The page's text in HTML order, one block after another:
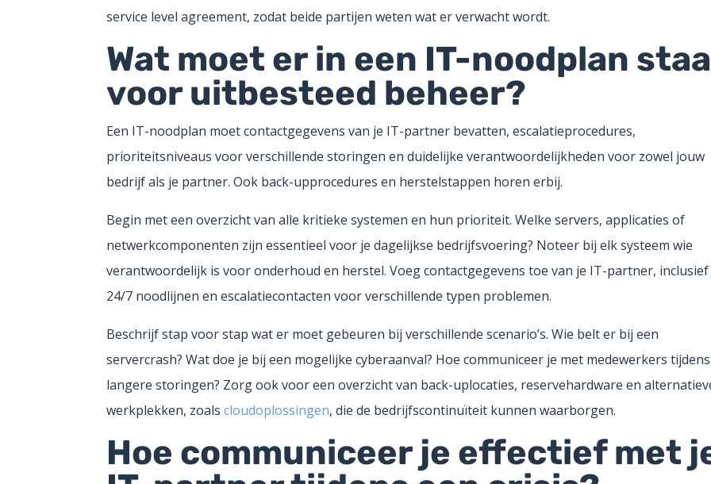
service level agreement, zodat beide partijen weten wat er verwacht wordt.
Wat moet er in een IT-noodplan
voor uitbesteed beheer?
Een IT-noodplan moet contactgegevens van je IT-partner bevatten, escalatieprocedures,
prioriteitsniveaus voor verschillende storingen en duidelijke verantwoordelijkheden voor zowel jouw
bedrijf als je partner. Ook back-upprocedures en herstelstappen horen erbij.
Begin met een overzicht van alle kritieke systemen en hun prioriteit. Welke servers, applicaties of
netwerkcomponenten zijn essentieel voor je dagelijkse bedrijfsvoering? Noteer bij elk systeem wie
verantwoordelijk is voor onderhoud en herstel. Voeg contactgegevens toe van je IT-partner, inclusief
24/7 noodlijnen en escalatiecontacten voor verschillende typen problemen.
Beschrijf stap voor stap wat er moet gebeuren bij verschillende scenario’s. Wie belt er bij een
servercrash? Wat doe je bij een mogelijke cyberaanval? Hoe communiceer je met medewerkers tijdens
langere storingen? Zorg ook voor een overzicht van back-uplocaties, reservehardware en
werkplekken, zoalscloudoplossingen, die de bedrijfscontinuïteit kunnen waarborgen.
Hoe communiceer je effectief met